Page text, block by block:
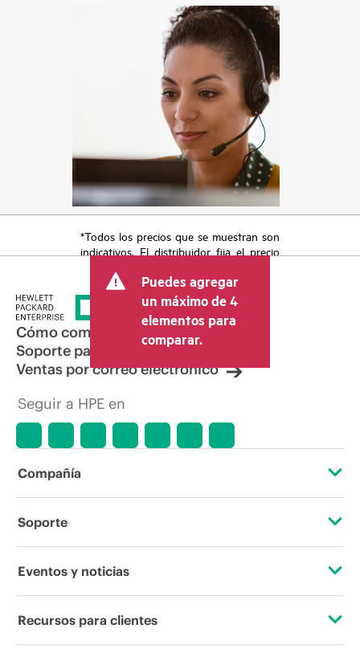
*Todos los precios que se muestran son
indicativos. El distribuidor fija el precio
otros conceptos, como los impuestos a
la venta, el IVA y el envío. El precio de la
transacción que establece el distribuidor
puede variar con respecto a otros
distribuidores y al precio indicativo
mostrado. El precio indicativo puede
incluir ofertas promocionales por tiempo
hacer ajustes de precios en cualquier
momento por motivos que incluyen, a
condiciones del mercado,
promociones de fin de la vida útil y
Puedes agregar
un máximo de 4
elementos para
comparar.
Cómo comprar
Soporte para productos
Ventas por correo electrónico
Seguir a HPE en
Compañía
Acerca de HPE
Responsabilidad corporativa
Soporte
Servicios de soporte operativo
Eventos y noticias
Eventos
Recursos para clientes